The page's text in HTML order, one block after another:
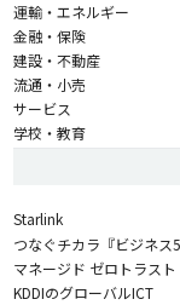
運輸・エネルギー
金融・保険
建設・不動産
流通・小売
サービス
学校・教育
Starlink
つなぐチカラ『ビジネス
マネージド ゼロトラスト
KDDIのグローバルICT